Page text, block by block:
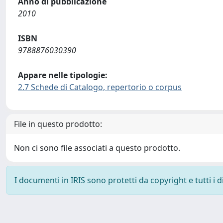
2010
ISBN
9788876030390
Appare nelle tipologie:
2.7 Schede di Catalogo, repertorio o corpus
File in questo prodotto:
Non ci sono file associati a questo prodotto.
I documenti in IRIS sono protetti da copyright e tutti i